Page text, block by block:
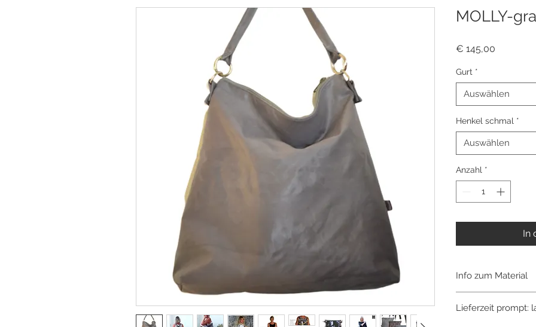
MOLLY-
€ 145,00
Gurt *
Auswählen
Henkel schmal *
Auswählen
Anzahl *
In
Info zum Material
"veganem Leder"-
Lieferzeit prompt: